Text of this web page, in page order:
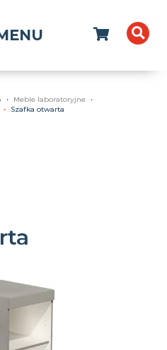
Meble laboratoryjne
Szafka otwarta